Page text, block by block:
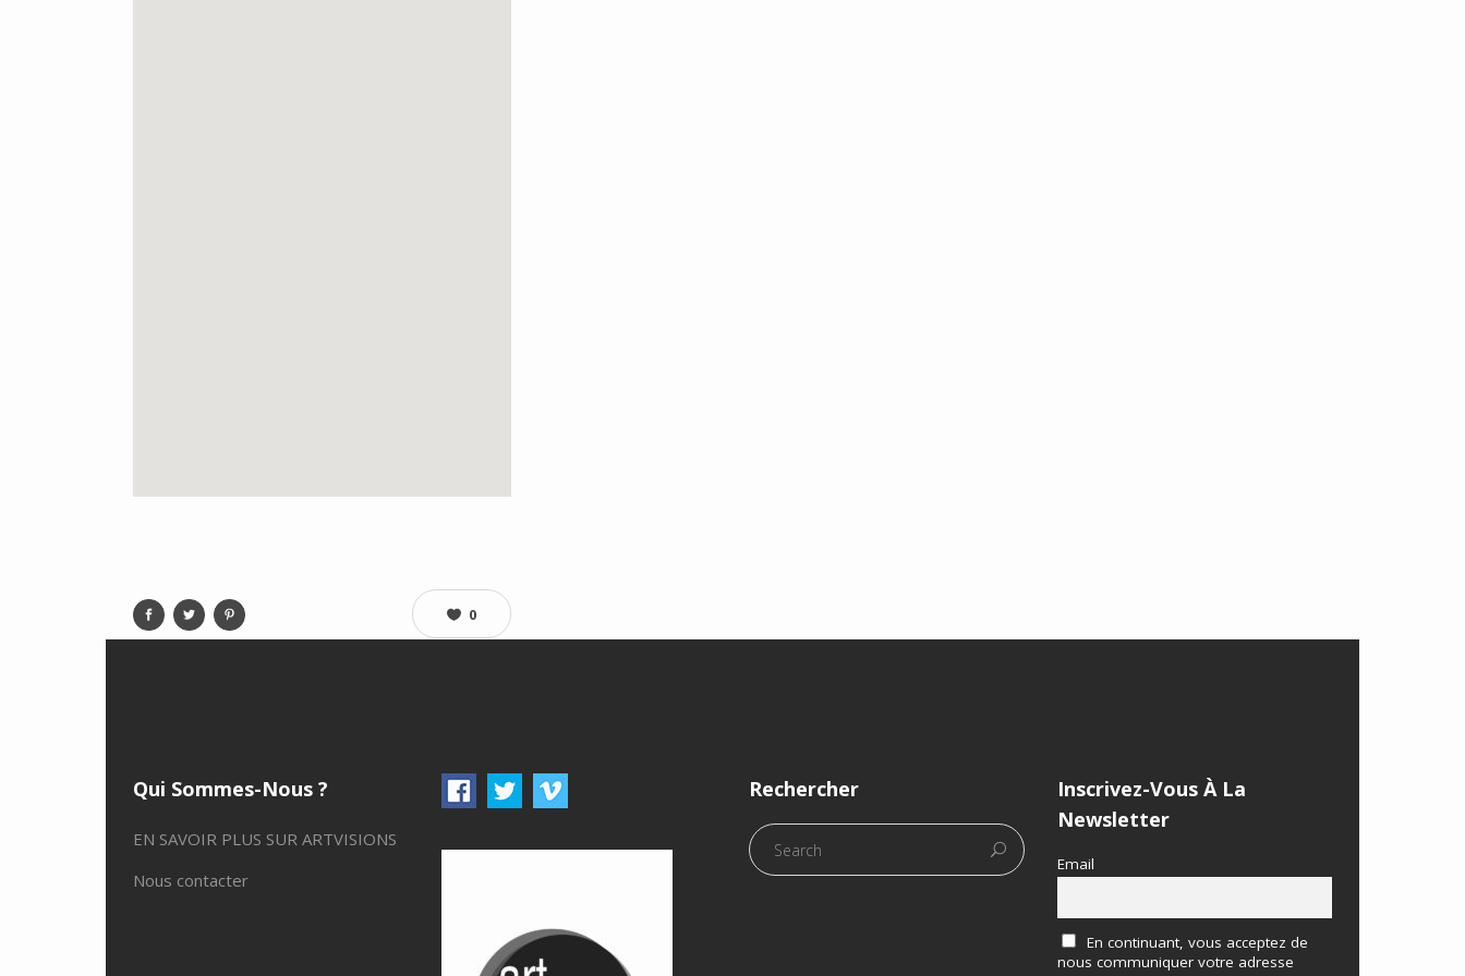
0
Qui Sommes-Nous ?
EN SAVOIR PLUS SUR ARTVISIONS
Nous contacter
Rechercher
Inscrivez-Vous À La
Newsletter
Email
En continuant, vous acceptez de
nous communiquer votre adresse